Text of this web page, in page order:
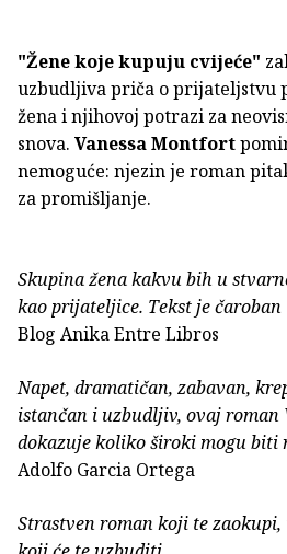
"Žene koje kupuju cvijeće"
uzbudljiva priča o prijateljstvu
žena i njihovoj potrazi za
snova. Vanessa Montfort
nemoguće: njezin je roman
za promišljanje.
Skupina žena kakvu bih u
kao prijateljice. Tekst je čaroban
Blog Anika Entre Libros
Napet, dramatičan, zabavan,
istančan i uzbudljiv, ovaj roman
dokazuje koliko široki mogu biti
Adolfo Garcia Ortega
Strastven roman koji te